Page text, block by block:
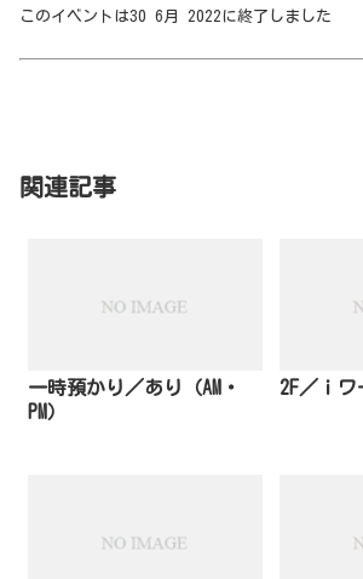
このイベントは30 6月 2022に終了しました
関連記事
一時預かり／あり（AM・
PM）
2F／ｉ